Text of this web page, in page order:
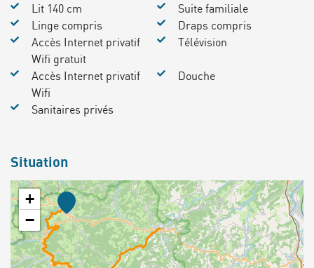
Lit 140 cm
Suite familiale
Linge compris
Draps compris
Accès Internet privatif
Wifi gratuit
Télévision
Accès Internet privatif
Wifi
Douche
Sanitaires privés
Situation
+
−